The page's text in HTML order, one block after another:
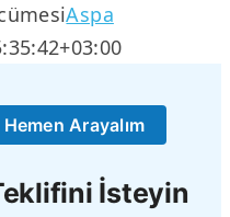
Tercüme Hizmetleri
Tercüme Dilleri
İletişim
Aspa
Arayalım
İsteyin